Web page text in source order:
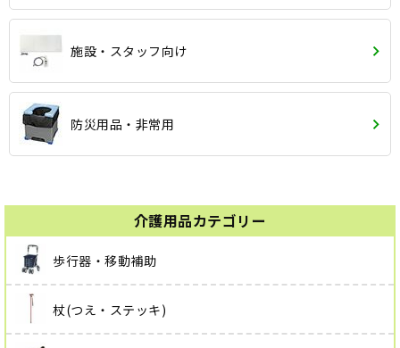
介護用品カテゴリー
歩行器・移動補助
杖(つえ・ステッキ)
施設・スタッフ向け
防災用品・非常用